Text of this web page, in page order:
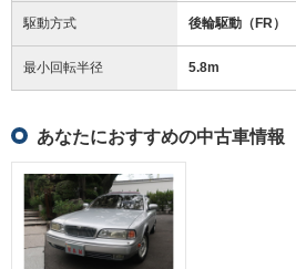
駆動方式 後輪駆動（FR）
最小回転半径 5.8m
あなたにおすすめの中古車情報